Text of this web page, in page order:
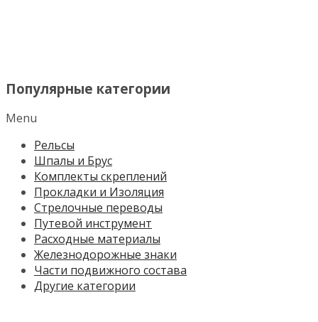
Популярные категории
Menu
Рельсы
Шпалы и Брус
Комплекты скреплений
Прокладки и Изоляция
Стрелочные переводы
Путевой инструмент
Расходные материалы
Железнодорожные знаки
Части подвижного состава
Другие категории